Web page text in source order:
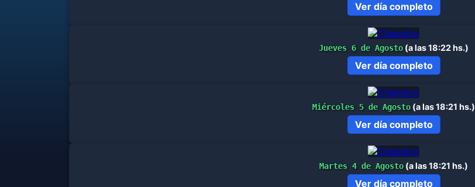
Ver día completo
Jueves 6 de Agosto (a las 18:22 hs.)
Ver día completo
Miércoles 5 de Agosto (a las 18:21 hs.)
Ver día completo
Martes 4 de Agosto (a las 18:21 hs.)
Ver día completo